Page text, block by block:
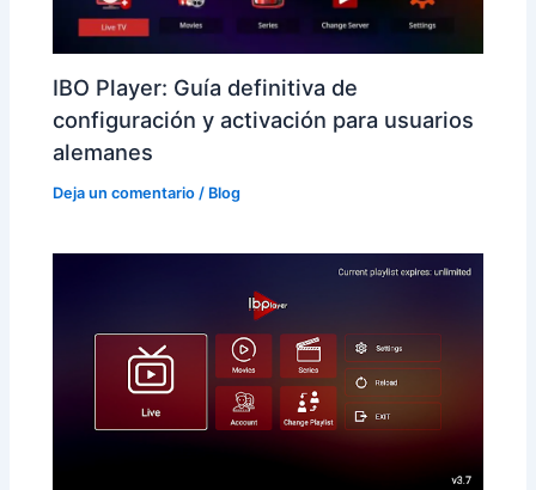
IBO Player: Guía definitiva de
configuración y activación para usuarios
alemanes
Deja un comentario / Blog